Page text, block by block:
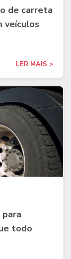
de carreta
veículos
LER MAIS >
todo